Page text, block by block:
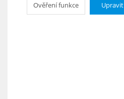
Ověření funkce Upravit